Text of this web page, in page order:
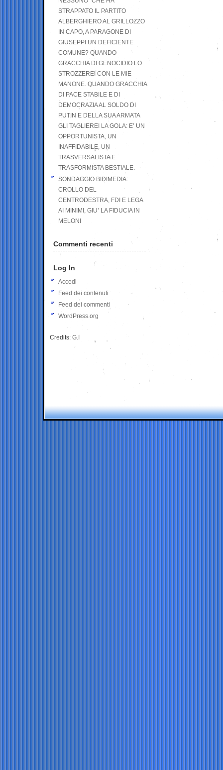
STRAPPATO IL PARTITO
ALBERGHIERO AL GRILLOZZO
IN CAPO, A PARAGONE DI
GIUSEPPI UN DEFICIENTE
COMUNE? QUANDO
GRACCHIA DI GENOCIDIO LO
STROZZEREI CON LE MIE
MANONE. QUANDO GRACCHIA
DI PACE STABILE E DI
DEMOCRAZIA AL SOLDO DI
PUTIN E DELLA SUA ARMATA
GLI TAGLIEREI LA GOLA: E’ UN
OPPORTUNISTA, UN
INAFFIDABILE, UN
TRASVERSALISTA E
TRASFORMISTA BESTIALE.
SONDAGGIO BIDIMEDIA:
CROLLO DEL
CENTRODESTRA, FDI E LEGA
AI MINIMI, GIU’ LA FIDUCIA IN
MELONI
Commenti recenti
Log In
Accedi
Feed dei contenuti
Feed dei commenti
WordPress.org
Credits: G.I